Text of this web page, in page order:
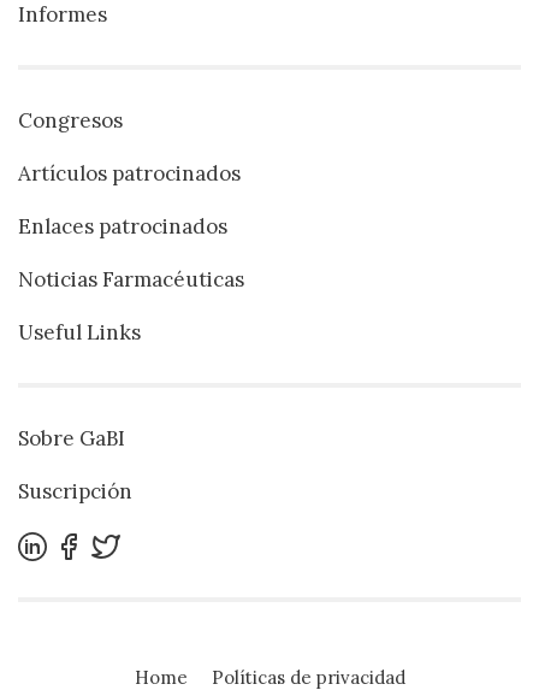
Informes
Congresos
Artículos patrocinados
Enlaces patrocinados
Noticias Farmacéuticas
Useful Links
Sobre GaBI
Suscripción
Home Políticas de privacidad